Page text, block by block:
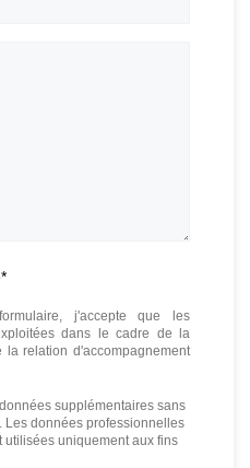
*
j'accepte que les
dans le cadre de la
relation d'accompagnement
supplémentaires sans
Les données professionnelles
uniquement aux fins